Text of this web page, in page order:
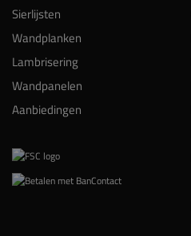
Sierlijsten
Wandplanken
Lambrisering
Wandpanelen
Aanbiedingen